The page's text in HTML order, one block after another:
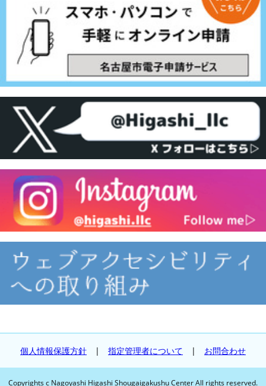
個人情報保護方針 | 指定管理者について | お問合わせ
Copyrights c Nagoyashi Higashi Shougaigakushu Center All rights reserved.